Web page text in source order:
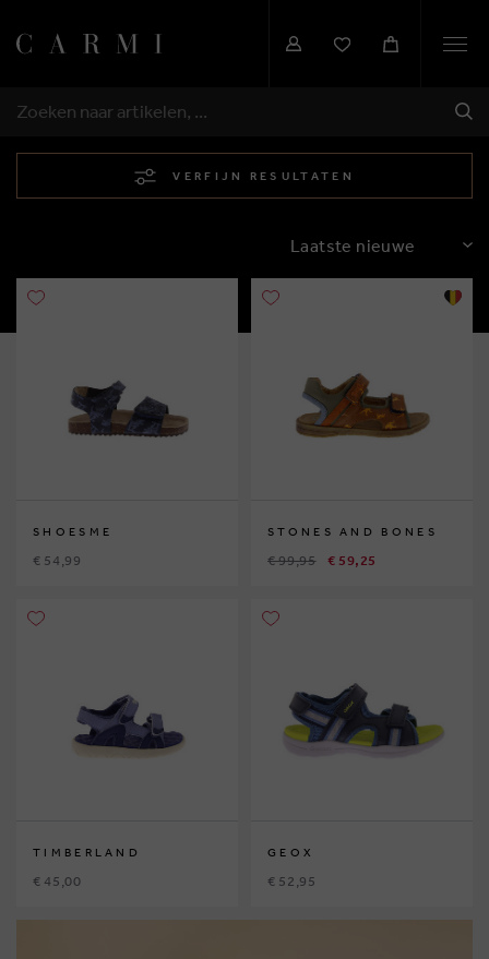
ZOEKEN
VERFIJN RESULTATEN
SORTEREN
SHOESME
€ 54,99
STONES AND BONES
€ 99,95 € 59,25
TIMBERLAND
€ 45,00
GEOX
€ 52,95